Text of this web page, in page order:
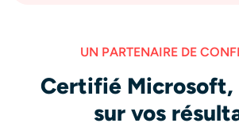
UN PARTENAIRE DE
Certifié Microsoft,
sur vos